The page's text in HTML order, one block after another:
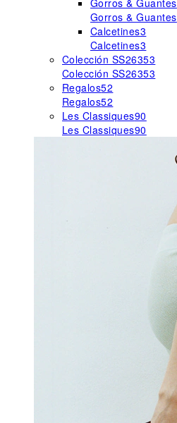
Gorros & Guantes
Gorros & Guantes
Calcetines3
Calcetines3
Colección SS26353
Colección SS26353
Regalos52
Regalos52
Les Classiques90
Les Classiques90